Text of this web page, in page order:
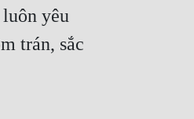
yêu
trán, sắc